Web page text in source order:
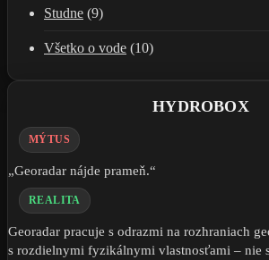
Studne (9)
Všetko o vode (10)
HYDROBOX
MÝTUS
„Georadar nájde prameň.“
REALITA
Georadar pracuje s odrazmi na rozhraniach
s rozdielnymi fyzikálnymi vlastnosťami – nie